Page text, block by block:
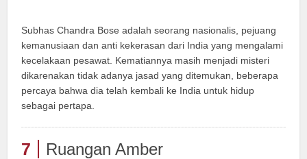
Subhas Chandra Bose adalah seorang nasionalis, pejuang
kemanusiaan dan anti kekerasan dari India yang mengalami
kecelakaan pesawat. Kematiannya masih menjadi misteri
dikarenakan tidak adanya jasad yang ditemukan, beberapa
percaya bahwa dia telah kembali ke India untuk hidup
sebagai pertapa.
7 Ruangan Amber